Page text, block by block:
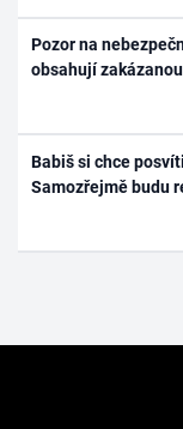
Pozor na
obsahují
Babiš si chce
Samozřejmě budu